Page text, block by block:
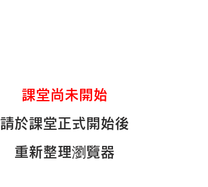
課堂尚未開始
請於課堂正式開始後
重新整理瀏覽器